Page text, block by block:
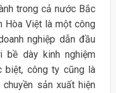
trong cả nước Bắc
Hòa Việt là một công
nghiệp dẫn đầu
bề dày kinh nghiệm
biệt, công ty cũng là
sản xuất hiện